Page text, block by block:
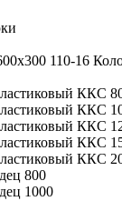
110-16
ККС
ККС
ККС
ККС
ККС
800
1000